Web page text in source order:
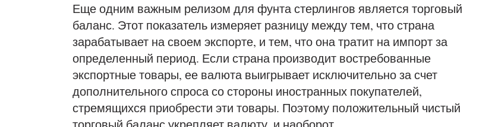
Еще одним важным релизом для фунта стерлингов является торговый
баланс. Этот показатель измеряет разницу между тем, что страна
зарабатывает на своем экспорте, и тем, что она тратит на импорт за
определенный период. Если страна производит востребованные
экспортные товары, ее валюта выигрывает исключительно за счет
дополнительного спроса со стороны иностранных покупателей,
стремящихся приобрести эти товары. Поэтому положительный чистый